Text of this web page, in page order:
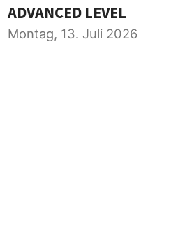
ADVANCED LEVEL
Montag, 13. Juli 2026